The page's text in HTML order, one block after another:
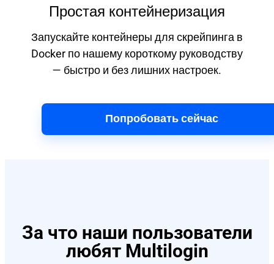
Простая контейнеризация
Запускайте контейнеры для скрейпинга в
Docker по нашему короткому руководству
— быстро и без лишних настроек.
Попробовать сейчас
За что наши пользователи
любят Multilogin